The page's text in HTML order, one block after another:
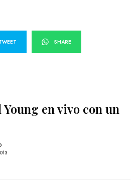
SHARE
en vivo con un